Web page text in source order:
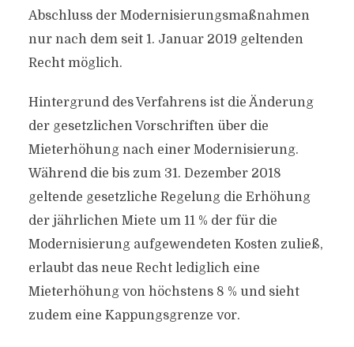
Abschluss der Modernisierungsmaßnahmen
nur nach dem seit 1. Januar 2019 geltenden
Recht möglich.
Hintergrund des Verfahrens ist die Änderung
der gesetzlichen Vorschriften über die
Mieterhöhung nach einer Modernisierung.
Während die bis zum 31. Dezember 2018
geltende gesetzliche Regelung die Erhöhung
der jährlichen Miete um 11 % der für die
Modernisierung aufgewendeten Kosten zuließ,
erlaubt das neue Recht lediglich eine
Mieterhöhung von höchstens 8 % und sieht
zudem eine Kappungsgrenze vor.